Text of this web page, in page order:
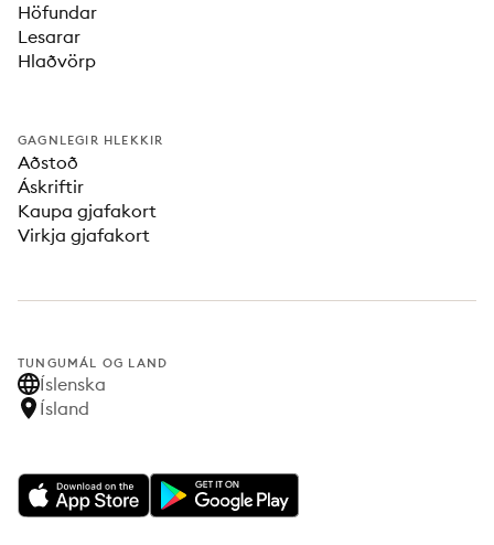
Höfundar
Lesarar
Hlaðvörp
GAGNLEGIR HLEKKIR
Aðstoð
Áskriftir
Kaupa gjafakort
Virkja gjafakort
TUNGUMÁL OG LAND
Íslenska
Ísland